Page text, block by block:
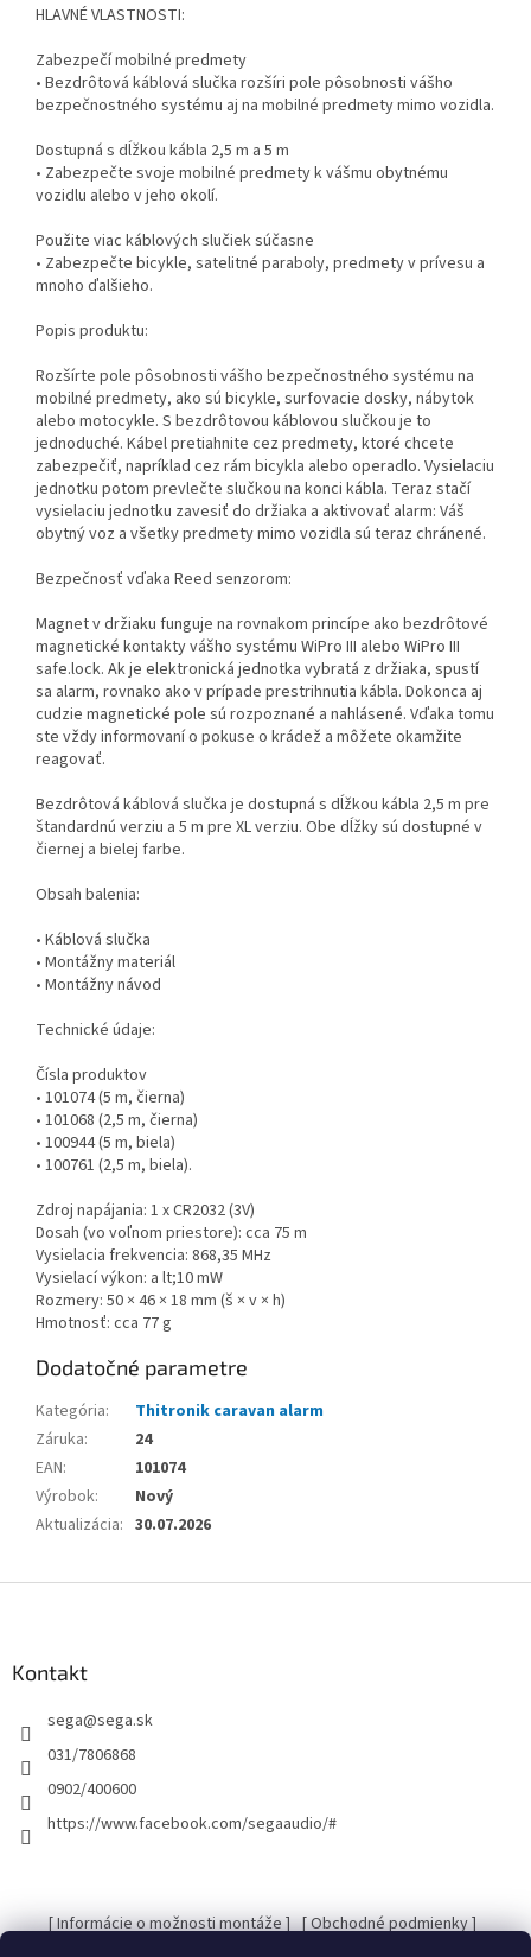
HLAVNÉ VLASTNOSTI:
Zabezpečí mobilné predmety
• Bezdrôtová káblová slučka rozšíri pole pôsobnosti vášho
bezpečnostného systému aj na mobilné predmety mimo vozidla.
Dostupná s dĺžkou kábla 2,5 m a 5 m
• Zabezpečte svoje mobilné predmety k vášmu obytnému
vozidlu alebo v jeho okolí.
Použite viac káblových slučiek súčasne
• Zabezpečte bicykle, satelitné paraboly, predmety v prívesu a
mnoho ďalšieho.
Popis produktu:
Rozšírte pole pôsobnosti vášho bezpečnostného systému na
mobilné predmety, ako sú bicykle, surfovacie dosky, nábytok
alebo motocykle. S bezdrôtovou káblovou slučkou je to
jednoduché. Kábel pretiahnite cez predmety, ktoré chcete
zabezpečiť, napríklad cez rám bicykla alebo operadlo. Vysielaciu
jednotku potom prevlečte slučkou na konci kábla. Teraz stačí
vysielaciu jednotku zavesiť do držiaka a aktivovať alarm: Váš
obytný voz a všetky predmety mimo vozidla sú teraz chránené.
Bezpečnosť vďaka Reed senzorom:
Magnet v držiaku funguje na rovnakom princípe ako bezdrôtové
magnetické kontakty vášho systému WiPro III alebo WiPro III
safe.lock. Ak je elektronická jednotka vybratá z držiaka, spustí
sa alarm, rovnako ako v prípade prestrihnutia kábla. Dokonca aj
cudzie magnetické pole sú rozpoznané a nahlásené. Vďaka tomu
ste vždy informovaní o pokuse o krádež a môžete okamžite
reagovať.
Bezdrôtová káblová slučka je dostupná s dĺžkou kábla 2,5 m pre
štandardnú verziu a 5 m pre XL verziu. Obe dĺžky sú dostupné v
čiernej a bielej farbe.
Obsah balenia:
• Káblová slučka
• Montážny materiál
• Montážny návod
Technické údaje:
Čísla produktov
• 101074 (5 m, čierna)
• 101068 (2,5 m, čierna)
• 100944 (5 m, biela)
• 100761 (2,5 m, biela).
Zdroj napájania: 1 x CR2032 (3V)
Dosah (vo voľnom priestore): cca 75 m
Vysielacia frekvencia: 868,35 MHz
Vysielací výkon: a lt;10 mW
Rozmery: 50 × 46 × 18 mm (š × v × h)
Hmotnosť: cca 77 g
Dodatočné parametre
Kategória:
Thitronik caravan alarm
Záruka:
24
EAN:
101074
Výrobok:
Nový
Aktualizácia: 30.07.2026
Kontakt
sega@sega.sk
031/7806868
0902/400600
https://www.facebook.com/segaaudio/#
[ Informácie o možnosti montáže ] [ Obchodné podmienky ]